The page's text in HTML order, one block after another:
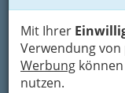
Mit Ihrer
Verwendung von
Werbung
nutzen.
Suche nach
oder Produkt
Was ist